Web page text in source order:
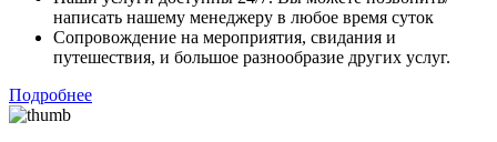
написать нашему менеджеру в любое время суток
Сопровождение на мероприятия, свидания и
путешествия, и большое разнообразие других услуг.
Подробнее